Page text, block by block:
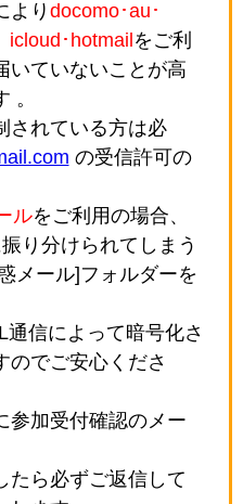
より docomo･au･
icloud･hotmail をご利
いていないことが高
。
されている方は必
の受信許可の
ルをご利用の場合、
り分けられてしまう
メール]フォルダーを
信によって暗号化さ
のでご安心くださ
加受付確認のメー
ら必ずご返信して